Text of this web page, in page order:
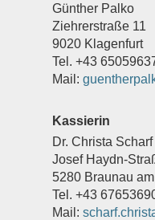
Günther Palko
Ziehrerstraße 11
9020 Klagenfurt
Tel. +43
Mail:
Kassierin
Dr. Christa Scharf
Josef Haydn-
5280 Braunau
Tel. +43
Mail: